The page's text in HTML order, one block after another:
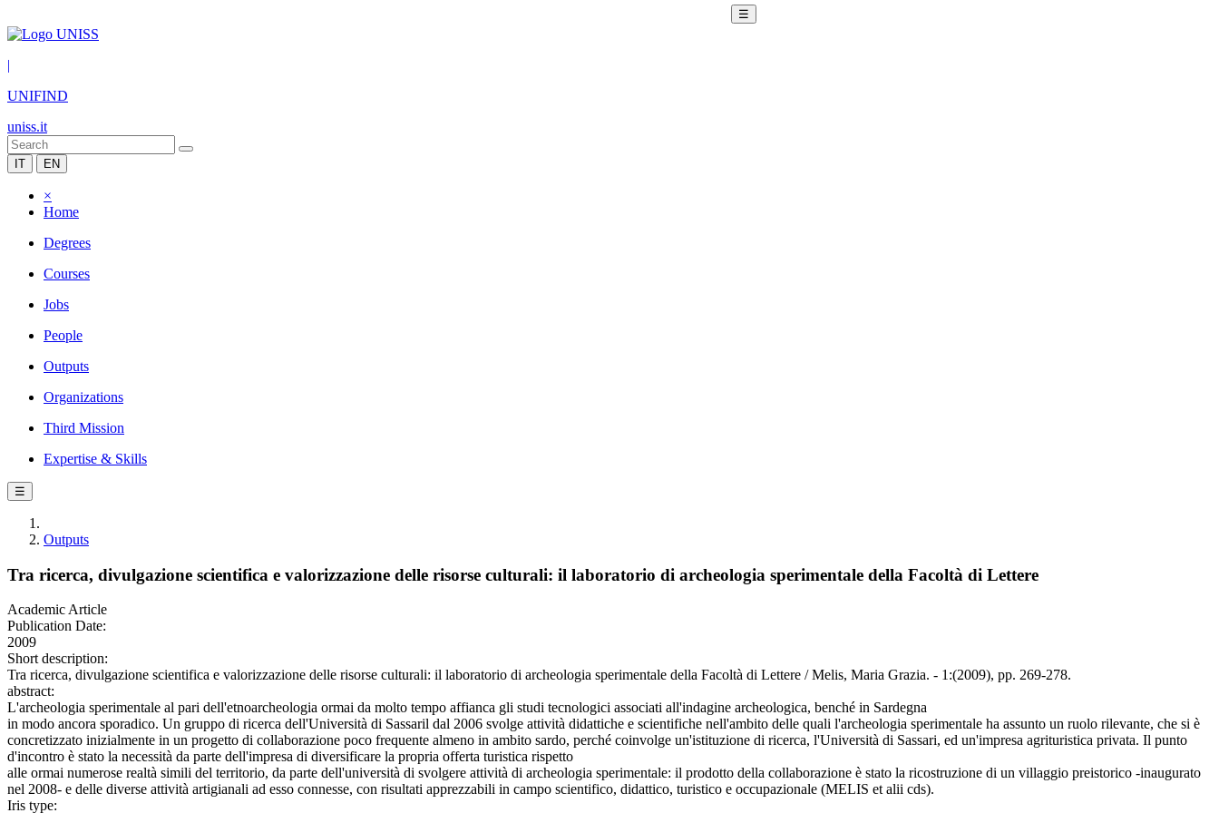
☰
|
UNIFIND
uniss.it
IT EN
×
Home
Degrees
Courses
Jobs
People
Outputs
Organizations
Third Mission
Expertise & Skills
☰
Outputs
Tra ricerca, divulgazione scientifica e valorizzazione delle risorse culturali: il laboratorio di archeologia sperimentale della Facoltà di Lettere
Academic Article
Publication Date:
2009
Short description:
Tra ricerca, divulgazione scientifica e valorizzazione delle risorse culturali: il laboratorio di archeologia sperimentale della Facoltà di Lettere / Melis, Maria Grazia. - 1:(2009), pp. 269-278.
abstract:
L'archeologia sperimentale al pari dell'etnoarcheologia ormai da molto tempo affianca gli studi tecnologici associati all'indagine archeologica, benché in Sardegna
in modo ancora sporadico. Un gruppo di ricerca dell'Università di Sassaril dal 2006 svolge attività didattiche e scientifiche nell'ambito delle quali l'archeologia sperimentale ha assunto un ruolo rilevante, che si è
concretizzato inizialmente in un progetto di collaborazione poco frequente almeno in ambito sardo, perché coinvolge un'istituzione di ricerca, l'Università di Sassari, ed un'impresa agrituristica privata. Il punto
d'incontro è stato la necessità da parte dell'impresa di diversificare la propria offerta turistica rispetto
alle ormai numerose realtà simili del territorio, da parte dell'università di svolgere attività di archeologia sperimentale: il prodotto della collaborazione è stato la ricostruzione di un villaggio preistorico -inaugurato
nel 2008- e delle diverse attività artigianali ad esso connesse, con risultati apprezzabili in campo scientifico, didattico, turistico e occupazionale (MELIS et alii cds).
Iris type: